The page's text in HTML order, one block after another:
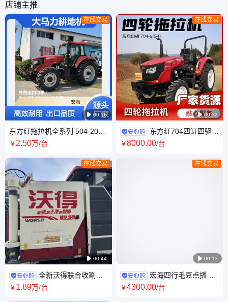
店铺主推
 00:16
在线交易
东方红拖拉机全系列 504-2004
全新补后提车 农用一拖大马力
￥2.50万/台
 00:44
在线交易
全新沃得联合收割机
大马力水稻小麦油菜玉米谷物
￥1.69万/台
 00:32
在线交易
东方红704四缸四驱农
用拖拉机 可配套各种农具 全新
￥8000.00/台
 00:13
在线交易
宏海四行毛豆点播施
肥机 多功能覆膜播种一体机
￥4300.00/台